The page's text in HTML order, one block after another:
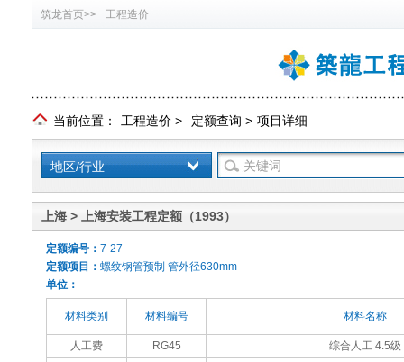
筑龙首页>> 工程造价
当前位置： 工程造价 > 定额查询 > 项目详细
地区/行业
上海 > 上海安装工程定额（1993）
定额编号： 7-27
定额项目： 螺纹钢管预制 管外径630mm
单位：
材料类别 材料编号 材料名称
人工费 RG45 综合人工 4.5级